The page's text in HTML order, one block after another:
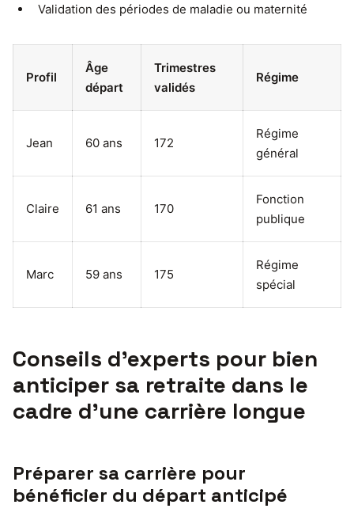
Validation des périodes de maladie ou maternité
Profil
Âge
départ
Trimestres
validés
Régime
Jean 60 ans 172
Régime
général
Claire 61 ans 170
Fonction
publique
Marc 59 ans 175
Régime
spécial
Conseils d’experts pour bien
anticiper sa retraite dans le
cadre d’une carrière longue
Préparer sa carrière pour
bénéficier du départ anticipé